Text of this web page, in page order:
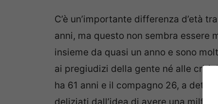
C’è un’importante differenza d’età tra
anni, ma questo non sembra essere
insieme da quasi un anno e sono
ai pregiudizi della gente né alle
ha 61 anni e il compagno 26, a detta